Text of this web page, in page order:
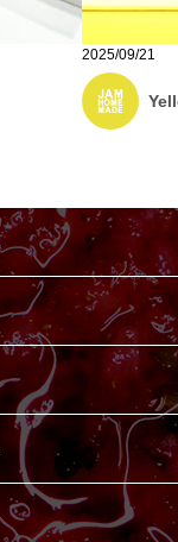
2025/09/21